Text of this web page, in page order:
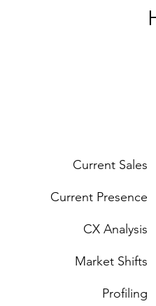
Current Sales
Current Presence
CX Analysis
Market Shifts
Profiling